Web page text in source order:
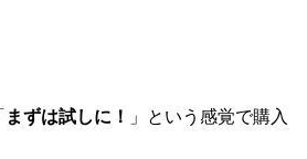
まずは試しに！
」という感覚で購入